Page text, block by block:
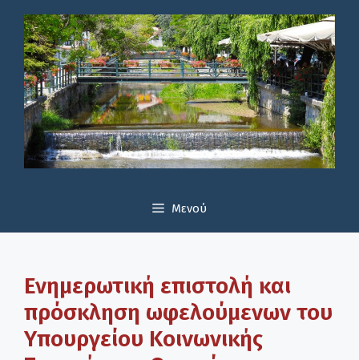
Μενού
Ενημερωτική επιστολή και
πρόσκληση ωφελούμενων του
Υπουργείου Κοινωνικής